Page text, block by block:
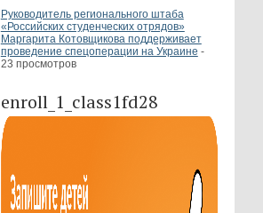
Руководитель регионального штаба
«Российских студенческих отрядов»
Маргарита Котовщикова поддерживает
проведение спецоперации на Украине -
23 просмотров
enroll_1_class1fd28